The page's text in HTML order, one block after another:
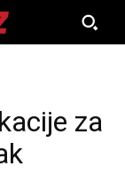
za